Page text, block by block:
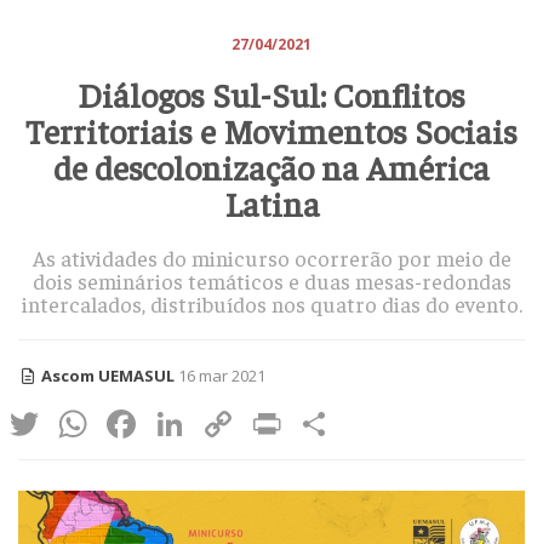
27/04/2021
Diálogos Sul-Sul: Conflitos
Territoriais e Movimentos Sociais
de descolonização na América
Latina
As atividades do minicurso ocorrerão por meio de
dois seminários temáticos e duas mesas-redondas
intercalados, distribuídos nos quatro dias do evento.
Ascom UEMASUL 16 mar 2021
Twitter
WhatsApp
Facebook
LinkedIn
CopyPrint